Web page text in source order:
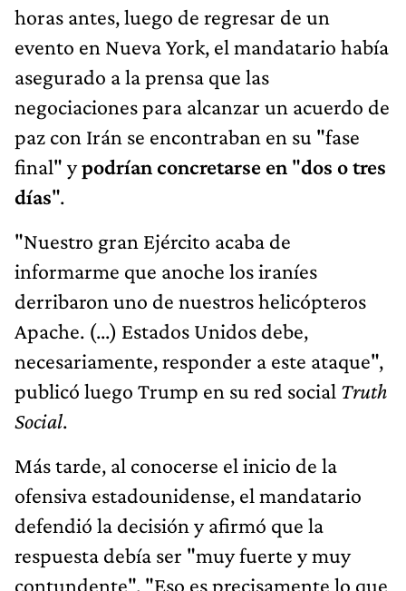
horas antes, luego de regresar de un
evento en Nueva York, el mandatario había
asegurado a la prensa que las
negociaciones para alcanzar un acuerdo de
paz con Irán se encontraban en su "fase
final" ypodrían concretarse en "dos o tres
días".
"Nuestro gran Ejército acaba de
informarme que anoche los iraníes
derribaron uno de nuestros helicópteros
Apache. (...) Estados Unidos debe,
necesariamente, responder a este ataque",
publicó luego Trump en su red social Truth
Social.
Más tarde, al conocerse el inicio de la
ofensiva estadounidense, el mandatario
defendió la decisión y afirmó que la
respuesta debía ser "muy fuerte y muy
contundente". "Eso es precisamente lo que